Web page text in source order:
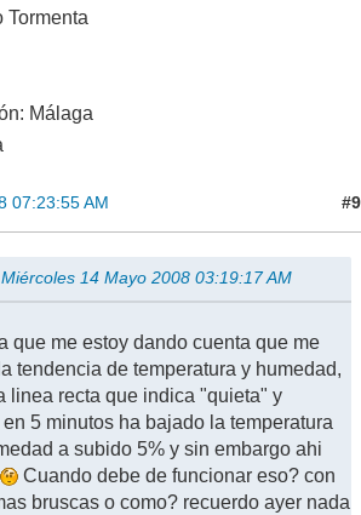
Tormenta
Málaga
07:23:55 AM #9
14 Mayo 2008 03:19:17 AM
que me estoy dando cuenta que me
tendencia de temperatura y humedad,
linea recta que indica "quieta" y
5 minutos ha bajado la temperatura
a subido 5% y sin embargo ahi
Cuando debe de funcionar eso? con
bruscas o como? recuerdo ayer nada